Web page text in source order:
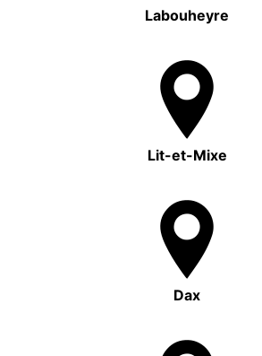
Labouheyre
Lit-et-Mixe
Dax